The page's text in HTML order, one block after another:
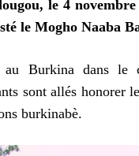
le 4
le Mogho Naaba
au Burkina dans
sont allés honorer
burkinabè.